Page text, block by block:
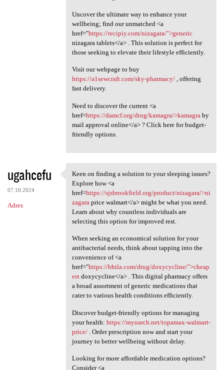
Uncover the ultimate way to enhance your
wellbeing; find our unmatched <a
href="https://recipiy.com/nizagara/">generic
nizagara tablets</a> . This solution is perfect for
those seeking to elevate their lifestyle efficiently.
Visit our webpage to buy
https://a1sewcraft.com/sky-pharmacy/, offering
fast delivery.
Need to discover the current <a
href=https://damcf.org/drug/kamagra/>kamagraby
mail approval online</a> ? Click here for budget-
friendly options.
ugahcefu
07.10.2024
Adres
Keen on finding a solution to
Keen on finding a solution to your sleeping issues?
Explore how <a
href=https://sjsbrookfield.org/product/nizagara/>ni
zagara price walmart</a> might be what you need.
Learn about why countless individuals are
selecting this option for improved rest.
When seeking an economical solution for your
antibacterial needs, think about tapping into the
convenience of <a
href="https://bhtla.com/drug/doxycycline/">cheap
estdoxycycline</a> . This digital pharmacy offers
a broad assortment of generic medications that
cater to various health conditions efficiently.
Discover budget-friendly options for managing
your health: https://mynarch.net/topamax-walmart-
price/. Order prescription now and start your
journey to better wellbeing without delay.
Looking for more affordable medication options?
Consider <a